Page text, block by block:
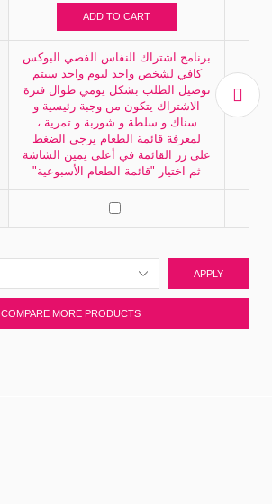
ADD TO CART
برنامج اشتراك النفاس الفضي البوكس
كافي لشخص واحد ليوم واحد سيتم
توصيل الطلب بشكل يومي طوال فترة
الاشتراك يتكون من وجبة رئيسية و
سناك و سلطة و شوربة و تمرية ،
لمعرفة قائمة الطعام يرجى الضغط
على زر القائمة في أعلى يمين الشاشة
ثم اختيار "قائمة الطعام الأسبوعية"
APPLY
COMPARE MORE PRODUCTS